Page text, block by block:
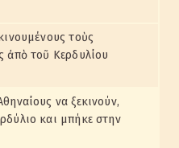
τοὺς
ἀπὸ τοῦ Κερδυλίου
να ξεκινούν,
και μπήκε στην